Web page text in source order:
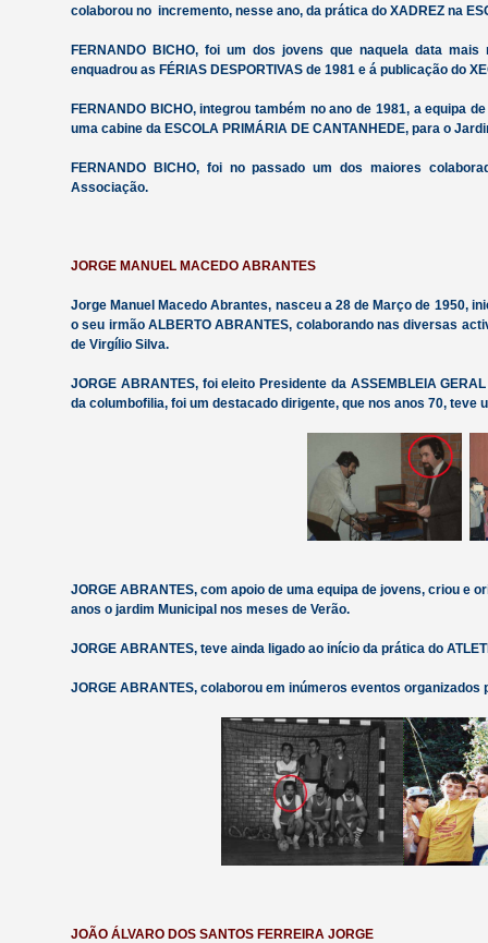
colaborou no incremento, nesse ano, da prática do XADREZ na
FERNANDO BICHO, foi um dos jovens que naquela data
enquadrou as FÉRIAS DESPORTIVAS de 1981 e á publicação do
FERNANDO BICHO, integrou também no ano de 1981, a equipa
uma cabine da ESCOLA PRIMÁRIA DE CANTANHEDE, para o
FERNANDO BICHO, foi no passado um dos maiores
Associação.
JORGE MANUEL MACEDO ABRANTES
Jorge Manuel Macedo Abrantes, nasceu a 28 de Março de 1950,
o seu irmão ALBERTO ABRANTES, colaborando nas diversas
de Virgílio Silva.
JORGE ABRANTES, foi eleito Presidente da ASSEMBLEIA
da columbofilia, foi um destacado dirigente, que nos anos 70,
JORGE ABRANTES, com apoio de uma equipa de jovens, criou e
anos o jardim Municipal nos meses de Verão.
JORGE ABRANTES, teve ainda ligado ao início da prática do
JORGE ABRANTES, colaborou em inúmeros eventos
JOÃO ÁLVARO DOS SANTOS FERREIRA JORGE